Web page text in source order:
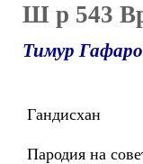
Ш р 543
Тимур
Гандисхан
Пародия на